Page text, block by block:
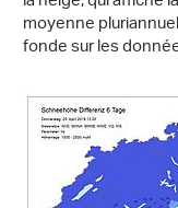
moyenne
fonde sur les